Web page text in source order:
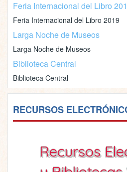
Feria Internacional del Libro
Feria Internacional del Libro 2019
Larga Noche de Museos
Larga Noche de Museos
Biblioteca Central
Biblioteca Central
Recursos